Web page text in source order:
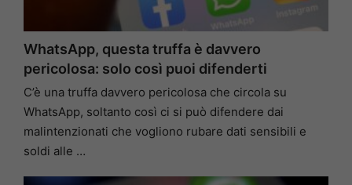
WhatsApp, questa truffa è davvero
pericolosa: solo così puoi difenderti
C’è una truffa davvero pericolosa che circola su
WhatsApp, soltanto così ci si può difendere dai
malintenzionati che vogliono rubare dati sensibili e
soldi alle …